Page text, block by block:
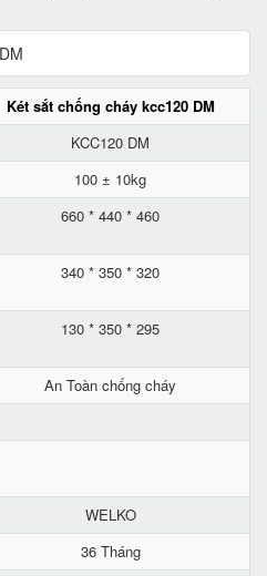
Két sắt chống cháy kcc120 DM
KCC120 DM
100 ± 10kg
660 * 440 * 460
340 * 350 * 320
130 * 350 * 295
An Toàn chống cháy
WELKO
36 Tháng